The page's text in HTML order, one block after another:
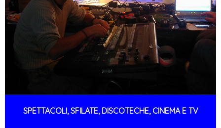
SPETTACOLI, SFILATE, DISCOTECHE, CINEMA E TV